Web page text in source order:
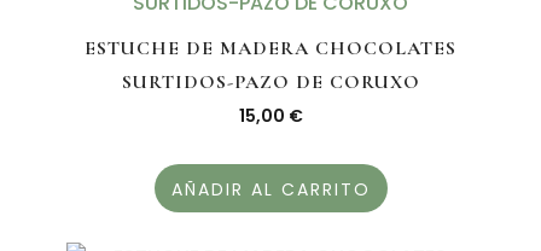
ESTUCHE DE MADERA CHOCOLATES
SURTIDOS-PAZO DE CORUXO
15,00 €
AÑADIR AL CARRITO